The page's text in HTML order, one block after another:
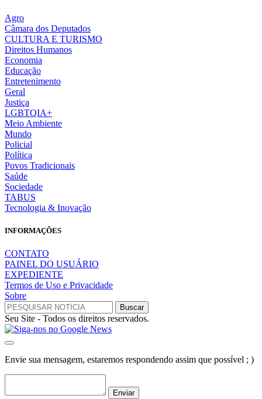
Agro
Câmara dos Deputados
CULTURA E TURISMO
Direitos Humanos
Economia
Educação
Entretenimento
Geral
Justiça
LGBTQIA+
Meio Ambiente
Mundo
Policial
Política
Povos Tradicionais
Saúde
Sociedade
TABUS
Tecnologia & Inovação
INFORMAÇÕES
CONTATO
PAINEL DO USUÁRIO
EXPEDIENTE
Termos de Uso e Privacidade
Sobre
Seu Site - Todos os direitos reservados.
Envie sua mensagem, estaremos respondendo assim que possível ; )
Enviar